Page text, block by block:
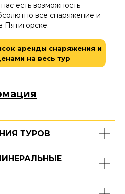
есть возможность
все снаряжение и
аренды снаряжения и
на весь тур
ТУРОВ